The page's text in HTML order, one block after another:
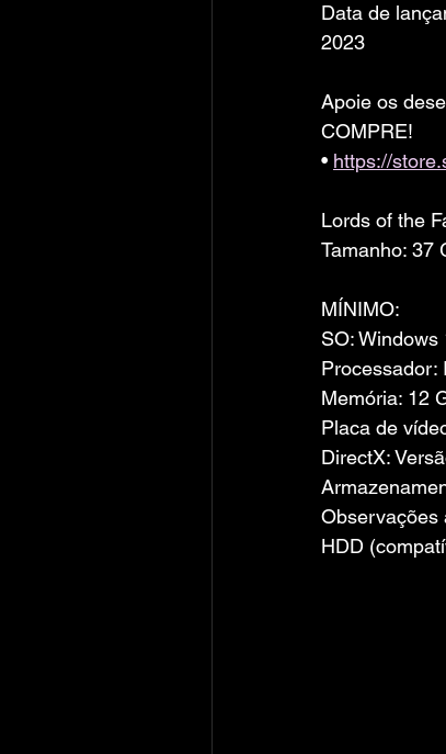
Data de
2023
Apoie os
COMPRE!
• https://
Lords of the
Tamanho: 37
MÍNIMO:
SO: Windows
Processador:
Memória: 12
Placa de
DirectX:
Observações
HDD